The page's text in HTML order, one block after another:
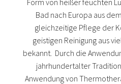
Bad nach Europa aus
gleichzeitige Pflege der
geistigen Reinigung aus
bekannt. Durch die
jahrhundertalter
Anwendung von